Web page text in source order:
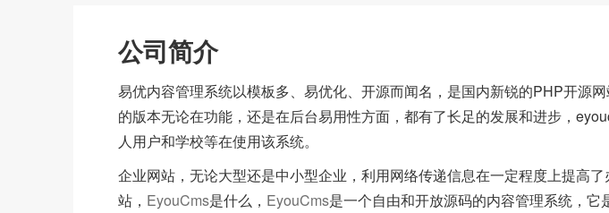
公司简介
易优内容管理系统以模板多、易优化、开源而闻名，是国内新锐的PHP开源
的版本无论在功能，还是在后台易用性方面，都有了长足的发展和进步，
人用户和学校等在使用该系统。
企业网站，无论大型还是中小型企业，利用网络传递信息在一定程度上提高了
站， EyouCms是什么， EyouCms是一个自由和开放源码的内容管理系统，它